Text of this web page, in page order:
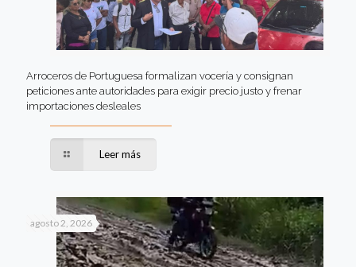
Arroceros de Portuguesa formalizan vocería y consignan
peticiones ante autoridades para exigir precio justo y frenar
importaciones desleales
Leer más
agosto 2, 2026